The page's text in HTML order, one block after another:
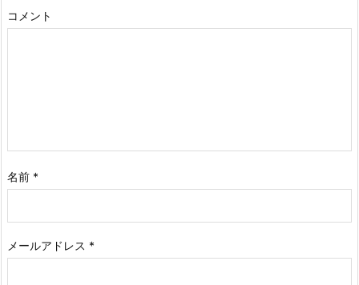
コメント
名前 *
メールアドレス *